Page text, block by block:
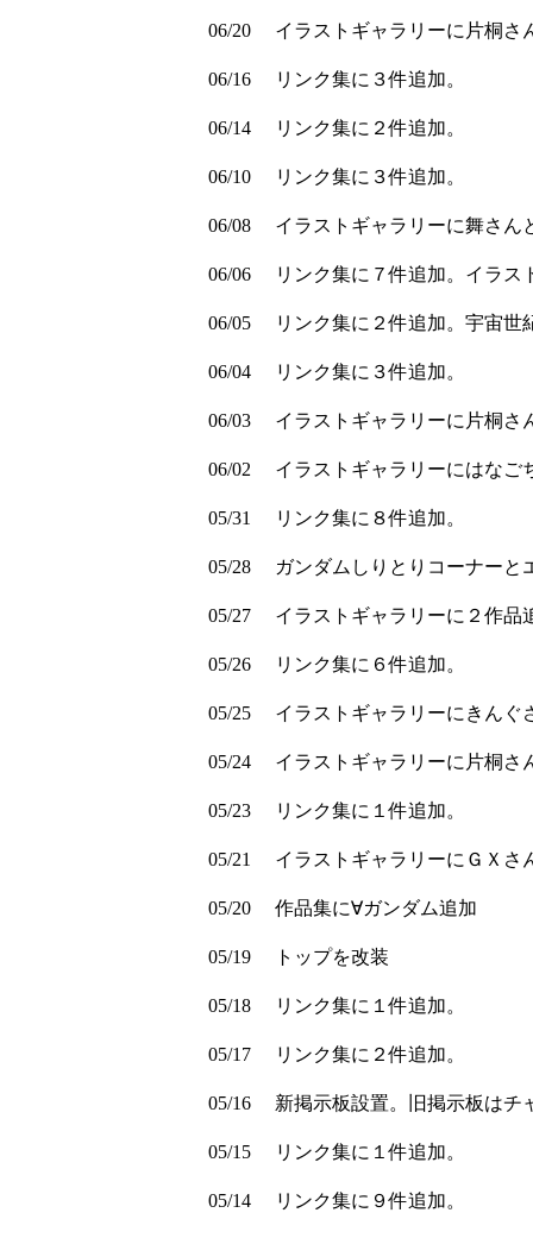
06/20 イラストギャラリーに片桐さ
06/16 リンク集に３件追加。
06/14 リンク集に２件追加。
06/10 リンク集に３件追加。
06/08 イラストギャラリーに舞さん
06/06 リンク集に７件追加。イラス
06/05 リンク集に２件追加。宇宙世
06/04 リンク集に３件追加。
06/03 イラストギャラリーに片桐さ
06/02 イラストギャラリーにはなご
05/31 リンク集に８件追加。
05/28 ガンダムしりとりコーナーと
05/27 イラストギャラリーに２作品
05/26 リンク集に６件追加。
05/25 イラストギャラリーにきんぐ
05/24 イラストギャラリーに片桐さ
05/23 リンク集に１件追加。
05/21 イラストギャラリーにＧＸさ
05/20 作品集に∀ガンダム追加
05/19 トップを改装
05/18 リンク集に１件追加。
05/17 リンク集に２件追加。
05/16 新掲示板設置。旧掲示板はチ
05/15 リンク集に１件追加。
05/14 リンク集に９件追加。